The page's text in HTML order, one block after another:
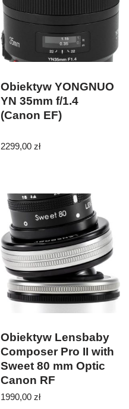
Obiektyw YONGNUO
YN 35mm f/1.4
(Canon EF)
2299,00zł
Obiektyw Lensbaby
Composer Pro II with
Sweet 80 mm Optic
Canon RF
1990,00zł